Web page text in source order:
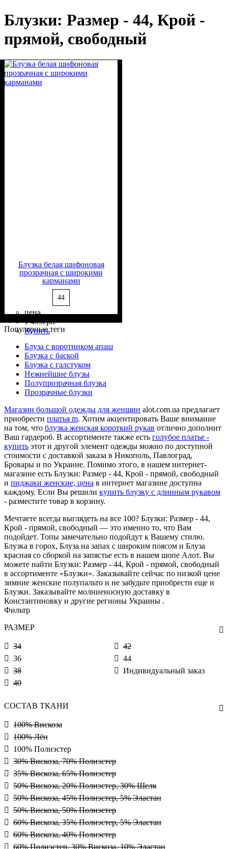
Блузки: Размер - 44, Крой -
прямой, свободный
Блузка белая шифоновая
прозрачная с широкими
карманами
44
цена
1 499грн
Купить
Полиэстер
Популярные теги
Блуза с воротником апаш
Блузка с баской
Блузка с галстуком
Нежнейшие блузы
Полупрозрачная блузка
Прозрачные блузки
Магазин большой одежды для женщин alot.com.ua предлагает
приобрести платья m. Хотим акцентировать Ваше внимание
на том, что блузка женская короткий рукав отлично дополнит
Ваш гардероб. В ассортименте также есть голубое платье -
купить этот и другой элемент одежды можно по доступной
стоимости с доставкой заказа в Никополь, Павлоград,
Бровары и по Украине. Помимо этого, в нашем интернет-
магазине есть Блузки: Размер - 44, Крой - прямой, свободный
и пиджаки женские, цена в интернет магазине доступна
каждому. Если Вы решили купить блузку с длинным рукавом
- разместите товар в корзину.
Мечтаете всегда выглядеть на все 100? Блузки: Размер - 44,
Крой - прямой, свободный — это именно то, что Вам
подойдет. Топы замечательно подойдут к Вашему стилю.
Блузка в горох, Блуза на запах с широким поясом и Блуза
красная со сборкой на запястье есть в нашем шопе Алот. Вы
можете найти Блузки: Размер - 44, Крой - прямой, свободный
в ассортименте «Блузки». Заказывайте сейчас по низкой цене
зимние женские полупальто и не забудьте приобрести еще и
Блузки. Заказывайте молниеносную доставку в
Константиновку и другие регионы Украины .
Фильтр
РАЗМЕР
34
36
38
40
42
44
Индивидуальный заказ
СОСТАВ ТКАНИ
100% Вискоза
100% Лён
100% Полиэстер
30% Вискоза, 70% Полиэстер
35% Вискоза, 65% Полиэстер
50% Вискоза, 20% Полиэстер, 30% Шелк
50% Вискоза, 45% Полиэстер, 5% Эластан
50% Вискоза, 50% Полиэстер
60% Вискоза, 35% Полиэстер, 5% Эластан
60% Вискоза, 40% Полиэстер
60% Полиэстер, 30% Вискоза, 10% Эластан